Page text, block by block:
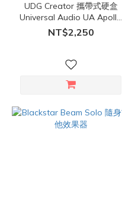
UDG Creator 攜帶式硬盒
Universal Audio UA Apollo
Twin MKII / X 專用
NT$2,250